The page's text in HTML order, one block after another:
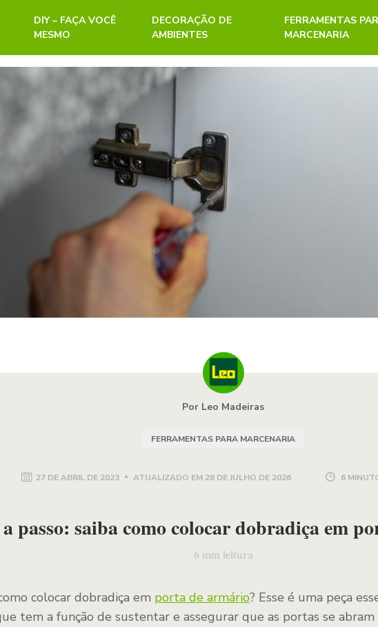
DIY – FAÇA VOCÊ
MESMO
DECORAÇÃO DE
AMBIENTES
FERRAMENTAS
MARCENARIA
Por Leo Madeiras
FERRAMENTAS PARA MARCENARIA
27 DE ABRIL DE 2023 ATUALIZADO EM 28 DE JULHO DE 2026 6
a passo: saiba como colocar dobradiça em
6 min leitura
colocar dobradiça em porta de armário? Esse é uma peça
tem a função de sustentar e assegurar que as portas se